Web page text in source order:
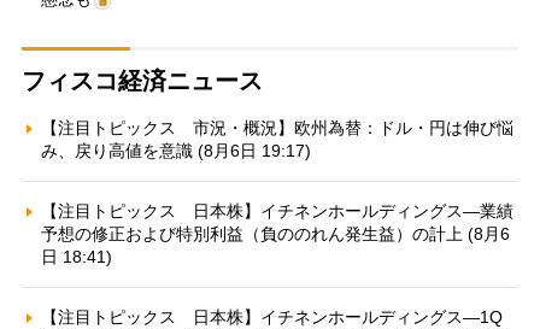
フィスコ経済ニュース
【注目トピックス 市況・概況】欧州為替：ドル・円は伸び悩
み、戻り高値を意識 (8月6日 19:17)
【注目トピックス 日本株】イチネンホールディングス—業績
予想の修正および特別利益（負ののれん発生益）の計上 (8月6
日 18:41)
【注目トピックス 日本株】イチネンホールディングス—1Q